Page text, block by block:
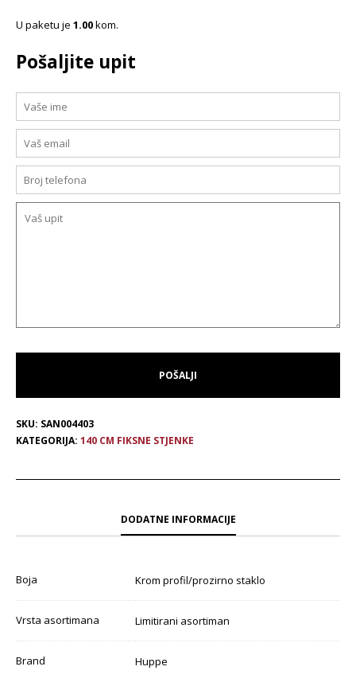
U paketu je 1.00kom.
Pošaljite upit
SKU: SAN004403
KATEGORIJA: 140 CM FIKSNE STJENKE
DODATNE INFORMACIJE
Boja Krom profil/prozirno staklo
Vrsta asortimana Limitirani asortiman
Brand Huppe